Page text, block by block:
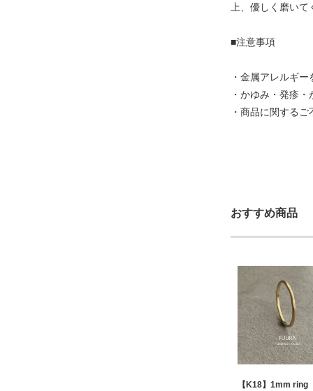
上、優しく磨い
■注意事項
・金属アレルギ
・かゆみ・発疹
・商品に関する
おすすめ商品
【K18】1mm